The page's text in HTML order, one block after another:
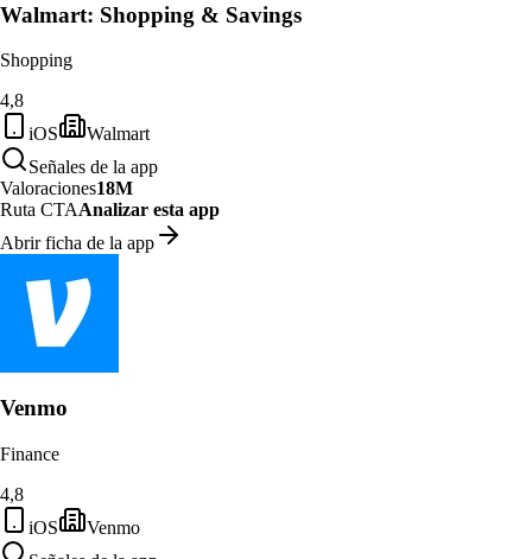
Walmart: Shopping & Savings
Shopping
4,8
iOS
Walmart
Señales de la app
Valoraciones18M
Ruta CTAAnalizar esta app
Abrir ficha de la app
Venmo
Finance
4,8
iOS
Venmo